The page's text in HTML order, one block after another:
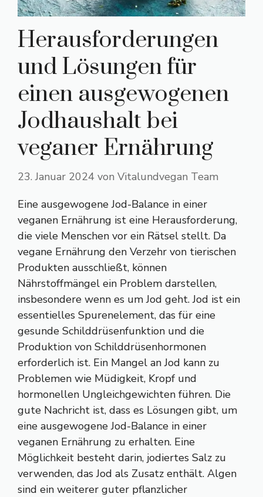
Herausforderungen
und Lösungen für
einen ausgewogenen
Jodhaushalt bei
veganer Ernährung
23. Januar 2024 von Vitalundvegan Team
Eine ausgewogene Jod-Balance in einer
veganen Ernährung ist eine Herausforderung,
die viele Menschen vor ein Rätsel stellt. Da
vegane Ernährung den Verzehr von tierischen
Produkten ausschließt, können
Nährstoffmängel ein Problem darstellen,
insbesondere wenn es um Jod geht. Jod ist ein
essentielles Spurenelement, das für eine
gesunde Schilddrüsenfunktion und die
Produktion von Schilddrüsenhormonen
erforderlich ist. Ein Mangel an Jod kann zu
Problemen wie Müdigkeit, Kropf und
hormonellen Ungleichgewichten führen. Die
gute Nachricht ist, dass es Lösungen gibt, um
eine ausgewogene Jod-Balance in einer
veganen Ernährung zu erhalten. Eine
Möglichkeit besteht darin, jodiertes Salz zu
verwenden, das Jod als Zusatz enthält. Algen
sind ein weiterer guter pflanzlicher